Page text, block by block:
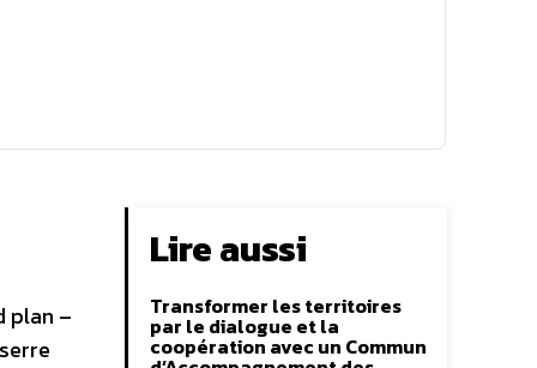
plan –
Lire aussi
Transformer les territoires
par le dialogue et la
coopération avec un Commun